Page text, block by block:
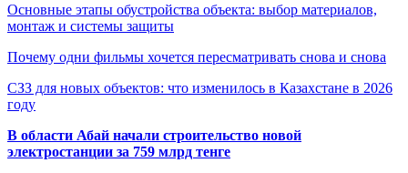
Основные этапы обустройства объекта: выбор материалов,
монтаж и системы защиты
Почему одни фильмы хочется пересматривать снова и снова
СЗЗ для новых объектов: что изменилось в Казахстане в 2026
году
В области Абай начали строительство новой
электростанции за 759 млрд тенге